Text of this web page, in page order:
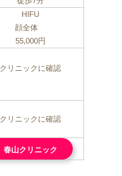
HIFU
顔全体
55,000円
クリニックに確認
クリニックに確認
春山クリニック